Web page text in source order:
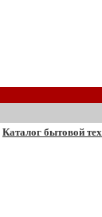
Каталог бытовой